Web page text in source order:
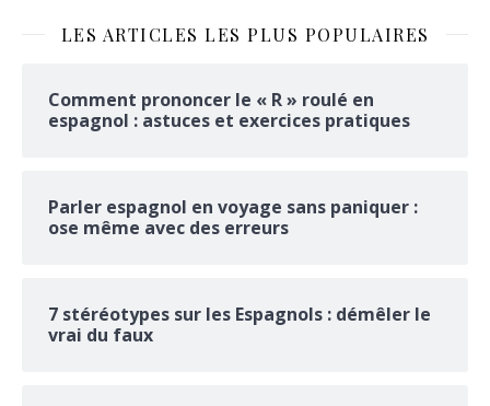
LES ARTICLES LES PLUS POPULAIRES
Comment prononcer le « R » roulé en
espagnol : astuces et exercices pratiques
Parler espagnol en voyage sans paniquer :
ose même avec des erreurs
7 stéréotypes sur les Espagnols : démêler le
vrai du faux